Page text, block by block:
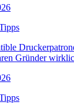
Gründer